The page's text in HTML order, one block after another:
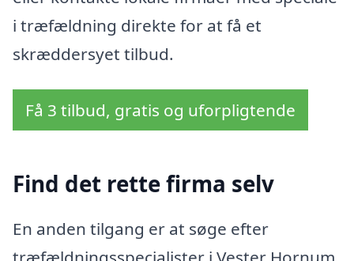
i træfældning direkte for at få et
skræddersyet tilbud.
Få 3 tilbud, gratis og uforpligtende
Find det rette firma selv
En anden tilgang er at søge efter